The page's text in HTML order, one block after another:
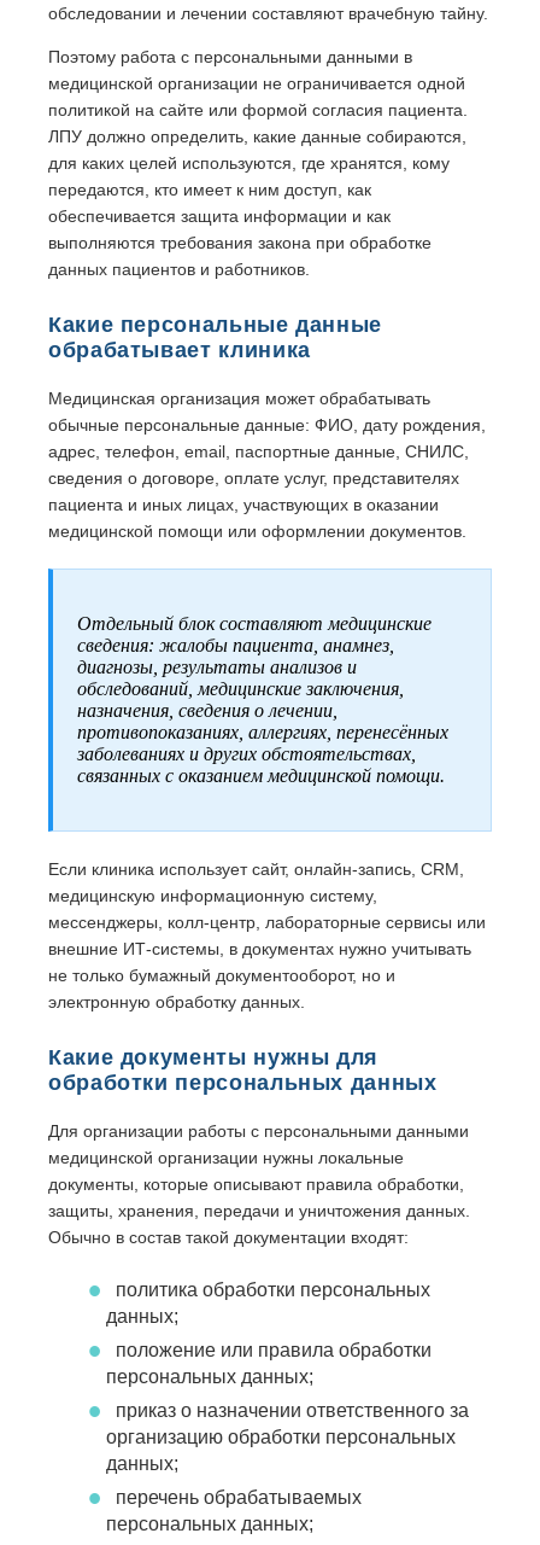
обследовании и лечении составляют врачебную тайну.
Поэтому работа с персональными данными в
медицинской организации не ограничивается одной
политикой на сайте или формой согласия пациента.
ЛПУ должно определить, какие данные собираются,
для каких целей используются, где хранятся, кому
передаются, кто имеет к ним доступ, как
обеспечивается защита информации и как
выполняются требования закона при обработке
данных пациентов и работников.
Какие персональные данные
обрабатывает клиника
Медицинская организация может обрабатывать
обычные персональные данные: ФИО, дату рождения,
адрес, телефон, email, паспортные данные, СНИЛС,
сведения о договоре, оплате услуг, представителях
пациента и иных лицах, участвующих в оказании
медицинской помощи или оформлении документов.
Отдельный блок составляют медицинские
сведения: жалобы пациента, анамнез,
диагнозы, результаты анализов и
обследований, медицинские заключения,
назначения, сведения о лечении,
противопоказаниях, аллергиях, перенесённых
заболеваниях и других обстоятельствах,
связанных с оказанием медицинской помощи.
Если клиника использует сайт, онлайн-запись, CRM,
медицинскую информационную систему,
мессенджеры, колл-центр, лабораторные сервисы или
внешние ИТ-системы, в документах нужно учитывать
не только бумажный документооборот, но и
электронную обработку данных.
Какие документы нужны для
обработки персональных данных
Для организации работы с персональными данными
медицинской организации нужны локальные
документы, которые описывают правила обработки,
защиты, хранения, передачи и уничтожения данных.
Обычно в состав такой документации входят:
политика обработки персональных
данных;
положение или правила обработки
персональных данных;
приказ о назначении ответственного за
организацию обработки персональных
данных;
перечень обрабатываемых
персональных данных;